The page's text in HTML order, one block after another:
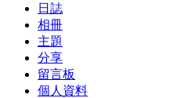
日誌
相冊
主題
分享
留言板
個人資料